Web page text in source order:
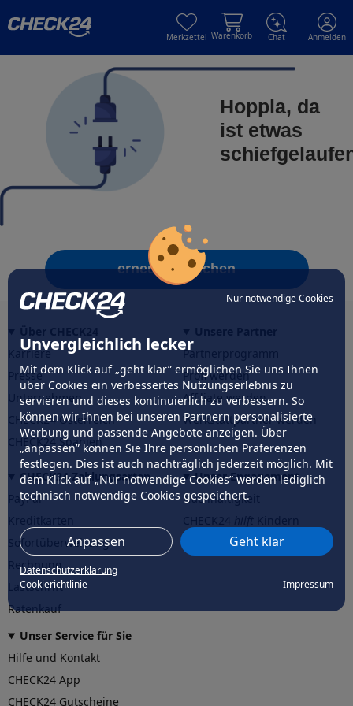
Nur notwendige Cookies
Unvergleichlich lecker
Mit dem Klick auf „geht klar” ermöglichen Sie uns Ihnen
über Cookies ein verbessertes Nutzungserlebnis zu
servieren und dieses kontinuierlich zu verbessern. So
können wir Ihnen bei unseren Partnern personalisierte
Werbung und passende Angebote anzeigen. Über
„anpassen” können Sie Ihre persönlichen Präferenzen
festlegen. Dies ist auch nachträglich jederzeit möglich. Mit
dem Klick auf „Nur notwendige Cookies” werden lediglich
technisch notwendige Cookies gespeichert.
Anpassen Geht klar
Datenschutzerklärung
Cookierichtlinie
Impressum
Merkzettel Warenkorb Chat Anmelden
Hoppla, da
ist etwas
erneut versuchen
Karriere
Presse
Unternehmen
CHECK24 Österreich
CHECK24 Spanien
Partnerprogramm
Profi werden
Affiliate werden
Werkstattpartner werden
CHECK24 Zahlungsarten
PayPal
Sofortüberweisung
Rechnung
Lastschrift
Ratenkauf
Unser Engagement
Nachhaltigkeit
CHECK24hilftder Natur
Unser Service für Sie
Hilfe und Kontakt
CHECK24 App
CHECK24 Gutscheine